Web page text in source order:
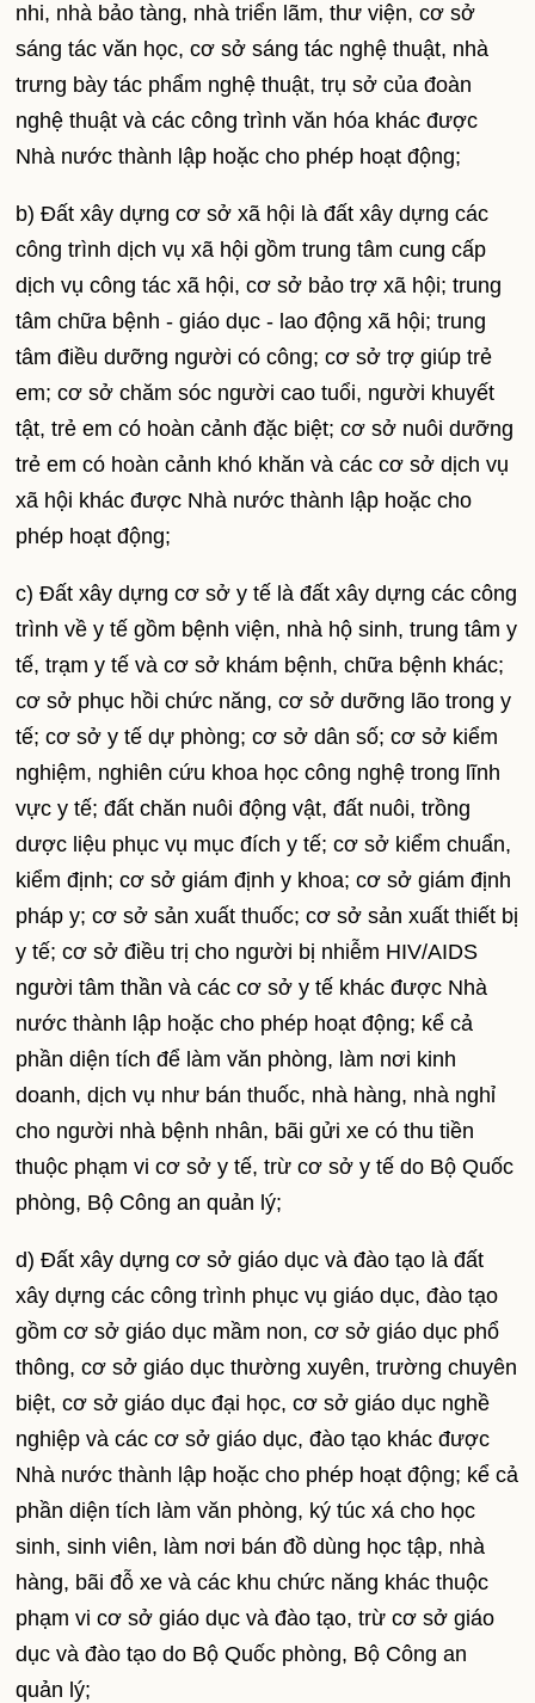
nhi, nhà bảo tàng, nhà triển lãm, thư viện, cơ sở
sáng tác văn học, cơ sở sáng tác nghệ thuật, nhà
trưng bày tác phẩm nghệ thuật, trụ sở của đoàn
nghệ thuật và các công trình văn hóa khác được
Nhà nước thành lập hoặc cho phép hoạt động;
b) Đất xây dựng cơ sở xã hội là đất xây dựng các
công trình dịch vụ xã hội gồm trung tâm cung cấp
dịch vụ công tác xã hội, cơ sở bảo trợ xã hội; trung
tâm chữa bệnh - giáo dục - lao động xã hội; trung
tâm điều dưỡng người có công; cơ sở trợ giúp trẻ
em; cơ sở chăm sóc người cao tuổi, người khuyết
tật, trẻ em có hoàn cảnh đặc biệt; cơ sở nuôi dưỡng
trẻ em có hoàn cảnh khó khăn và các cơ sở dịch vụ
xã hội khác được Nhà nước thành lập hoặc cho
phép hoạt động;
c) Đất xây dựng cơ sở y tế là đất xây dựng các công
trình về y tế gồm bệnh viện, nhà hộ sinh, trung tâm y
tế, trạm y tế và cơ sở khám bệnh, chữa bệnh khác;
cơ sở phục hồi chức năng, cơ sở dưỡng lão trong y
tế; cơ sở y tế dự phòng; cơ sở dân số; cơ sở kiểm
nghiệm, nghiên cứu khoa học công nghệ trong lĩnh
vực y tế; đất chăn nuôi động vật, đất nuôi, trồng
dược liệu phục vụ mục đích y tế; cơ sở kiểm chuẩn,
kiểm định; cơ sở giám định y khoa; cơ sở giám định
pháp y; cơ sở sản xuất thuốc; cơ sở sản xuất thiết bị
y tế; cơ sở điều trị cho người bị nhiễm HIV/AIDS
người tâm thần và các cơ sở y tế khác được Nhà
nước thành lập hoặc cho phép hoạt động; kể cả
phần diện tích để làm văn phòng, làm nơi kinh
doanh, dịch vụ như bán thuốc, nhà hàng, nhà nghỉ
cho người nhà bệnh nhân, bãi gửi xe có thu tiền
thuộc phạm vi cơ sở y tế, trừ cơ sở y tế do Bộ Quốc
phòng, Bộ Công an quản lý;
d) Đất xây dựng cơ sở giáo dục và đào tạo là đất
xây dựng các công trình phục vụ giáo dục, đào tạo
gồm cơ sở giáo dục mầm non, cơ sở giáo dục phổ
thông, cơ sở giáo dục thường xuyên, trường chuyên
biệt, cơ sở giáo dục đại học, cơ sở giáo dục nghề
nghiệp và các cơ sở giáo dục, đào tạo khác được
Nhà nước thành lập hoặc cho phép hoạt động; kể cả
phần diện tích làm văn phòng, ký túc xá cho học
sinh, sinh viên, làm nơi bán đồ dùng học tập, nhà
hàng, bãi đỗ xe và các khu chức năng khác thuộc
phạm vi cơ sở giáo dục và đào tạo, trừ cơ sở giáo
dục và đào tạo do Bộ Quốc phòng, Bộ Công an
quản lý;